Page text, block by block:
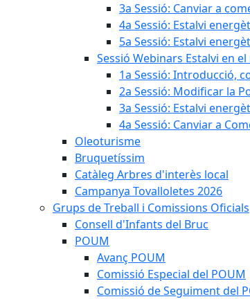
3a Sessió: Canviar a
4a Sessió: Estalvi
5a Sessió: Estalvi
Sessió Webinars Estalvi en
1a Sessió: Introducció,
2a Sessió: Modificar la
3a Sessió: Estalvi
4a Sessió: Canviar a
Oleoturisme
Bruquetíssim
Catàleg Arbres d'interès local
Campanya Tovalloletes 2026
Grups de Treball i Comissions Oficials
Consell d'Infants del Bruc
POUM
Avanç POUM
Comissió Especial del POUM
Comissió de Seguiment del